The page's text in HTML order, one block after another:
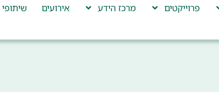
פרוייקטים מרכז הידע אירועים